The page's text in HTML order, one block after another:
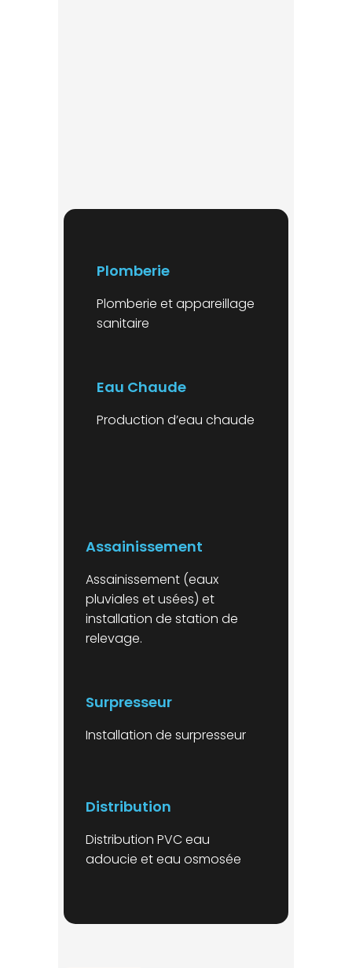
Plomberie
Plomberie et appareillage
sanitaire
Eau Chaude
Production d’eau chaude
Assainissement
Assainissement (eaux
pluviales et usées) et
installation de station de
relevage.
Surpresseur
Installation de surpresseur
Distribution
Distribution PVC eau
adoucie et eau osmosée